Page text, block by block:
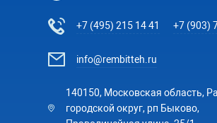
+7 (495) 215 14 41 +7 (903)
info@rembitteh.ru
140150, Московская область,
городской округ, рп Быково,